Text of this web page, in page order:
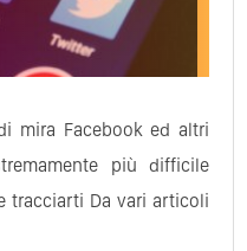
mira Facebook ed altri
più difficile
tracciarti Da vari articoli